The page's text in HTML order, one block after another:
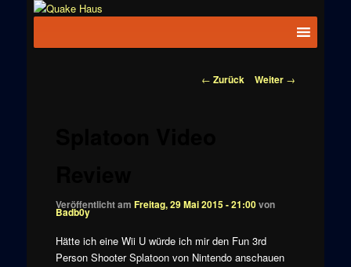
News zu
Beitragsnavigation
← Zurück Weiter →
Veröffentlicht am Freitag, 29 Mai 2015 - 21:00von
Badb0y
Hätte ich eine Wii U würde ich mir den Fun 3rd
Person Shooter Splatoon von Nintendo anschauen